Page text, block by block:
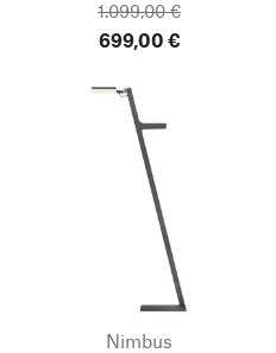
1.099,00 €
699,00 €
Nimbus